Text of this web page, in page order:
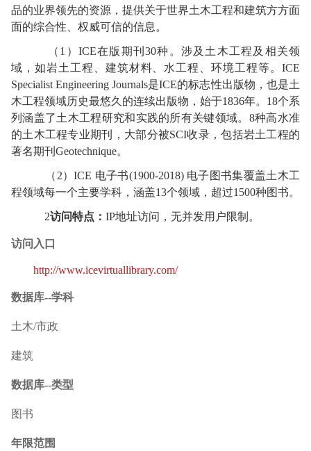
品的业界领先的资源，提供关于世界土木工程和建筑方方面
面的综合性、权威可信的信息。
（1）ICE在版期刊30种。涉及土木工程及相关领
域，如岩土工程、建筑材料、水工程、环境工程等。ICE
Specialist Engineering Journals是ICE的标志性出版物，也是土
木工程领域历史最悠久的连续出版物，始于1836年。18个系
列涵盖了土木工程研究和实践的所有关键领域。8种高水准
的土木工程专业期刊，大部分被SCI收录，包括岩土工程的
著名期刊Geotechnique。
（2）ICE 电子书(1900-2018) 电子图书集覆盖土木工
程领域每一个主要学科，涵盖13个领域，超过1500种图书。
2访问特点： IP地址访问，无并发用户限制。
访问入口
http://www.icevirtuallibrary.com/
数据库--学科
土木/市政
建筑
数据库--类型
图书
年限范围